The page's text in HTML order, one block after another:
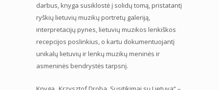
darbus, knyga susiklostė į solidų tomą, pristatantį
ryškių lietuvių muzikų portretų galeriją,
interpretacijų pynes, lietuvių muzikos lenkiškos
recepcijos poslinkius, o kartu dokumentuojantį
unikalų lietuvių ir lenkų muzikų meninės ir
asmeninės bendrystės tarpsnį.